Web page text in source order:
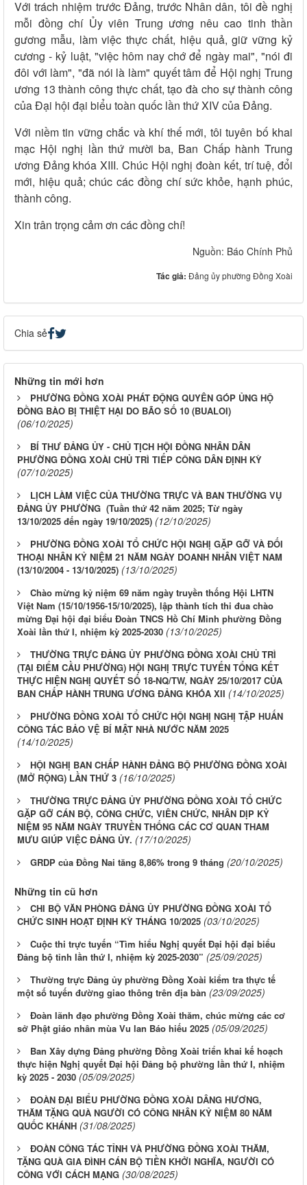
Với trách nhiệm trước Đảng, trước Nhân dân, tôi đề nghị
mỗi đồng chí Ủy viên Trung ương nêu cao tinh thần
gương mẫu, làm việc thực chất, hiệu quả, giữ vững kỷ
cương - kỷ luật, "việc hôm nay chớ để ngày mai", "nói đi
đôi với làm", "đã nói là làm" quyết tâm để Hội nghị Trung
ương 13 thành công thực chất, tạo đà cho sự thành công
của Đại hội đại biểu toàn quốc lần thứ XIV của Đảng.
Với niềm tin vững chắc và khí thế mới, tôi tuyên bố khai
mạc Hội nghị lần thứ mười ba, Ban Chấp hành Trung
ương Đảng khóa XIII. Chúc Hội nghị đoàn kết, trí tuệ, đổi
mới, hiệu quả; chúc các đồng chí sức khỏe, hạnh phúc,
thành công.
Xin trân trọng cảm ơn các đồng chí!
Nguồn: Báo Chính Phủ
Tác giả: Đảng ủy phường Đồng Xoài
Chia sẻ
Những tin mới hơn
PHƯỜNG ĐỒNG XOÀI PHÁT ĐỘNG QUYÊN GÓP ỦNG HỘ
ĐỒNG BÀO BỊ THIỆT HẠI DO BÃO SỐ 10 (BUALOI)
(06/10/2025)
BÍ THƯ ĐẢNG ỦY - CHỦ TỊCH HỘI ĐỒNG NHÂN DÂN
PHƯỜNG ĐỒNG XOÀI CHỦ TRÌ TIẾP CÔNG DÂN ĐỊNH KỲ
(07/10/2025)
LỊCH LÀM VIỆC CỦA THƯỜNG TRỰC VÀ BAN THƯỜNG VỤ
ĐẢNG ỦY PHƯỜNG (Tuần thứ 42 năm 2025; Từ ngày
13/10/2025 đến ngày 19/10/2025) (12/10/2025)
PHƯỜNG ĐỒNG XOÀI TỔ CHỨC HỘI NGHỊ GẶP GỠ VÀ ĐỐI
THOẠI NHÂN KỶ NIỆM 21 NĂM NGÀY DOANH NHÂN VIỆT NAM
(13/10/2004 - 13/10/2025) (13/10/2025)
Chào mừng kỷ niệm 69 năm ngày truyền thống Hội LHTN
Việt Nam (15/10/1956-15/10/2025), lập thành tích thi đua chào
mừng Đại hội đại biểu Đoàn TNCS Hồ Chí Minh phường Đồng
Xoài lần thứ I, nhiệm kỳ 2025-2030 (13/10/2025)
THƯỜNG TRỰC ĐẢNG ỦY PHƯỜNG ĐỒNG XOÀI CHỦ TRÌ
(TẠI ĐIỂM CẦU PHƯỜNG) HỘI NGHỊ TRỰC TUYẾN TỔNG KẾT
THỰC HIỆN NGHỊ QUYẾT SỐ 18-NQ/TW, NGÀY 25/10/2017 CỦA
BAN CHẤP HÀNH TRUNG ƯƠNG ĐẢNG KHÓA XII (14/10/2025)
PHƯỜNG ĐỒNG XOÀI TỔ CHỨC HỘI NGHỊ NGHỊ TẬP HUẤN
CÔNG TÁC BẢO VỆ BÍ MẬT NHÀ NƯỚC NĂM 2025
(14/10/2025)
HỘI NGHỊ BAN CHẤP HÀNH ĐẢNG BỘ PHƯỜNG ĐỒNG XOÀI
(MỞ RỘNG) LẦN THỨ 3 (16/10/2025)
THƯỜNG TRỰC ĐẢNG ỦY PHƯỜNG ĐỒNG XOÀI TỔ CHỨC
GẶP GỠ CÁN BỘ, CÔNG CHỨC, VIÊN CHỨC, NHÂN DỊP KỶ
NIỆM 95 NĂM NGÀY TRUYỀN THỐNG CÁC CƠ QUAN THAM
MƯU GIÚP VIỆC ĐẢNG ỦY. (17/10/2025)
GRDP của Đồng Nai tăng 8,86% trong 9 tháng (20/10/2025)
Những tin cũ hơn
CHI BỘ VĂN PHÒNG ĐẢNG ỦY PHƯỜNG ĐỒNG XOÀI TỔ
CHỨC SINH HOẠT ĐỊNH KỲ THÁNG 10/2025 (03/10/2025)
Cuộc thi trực tuyến “Tìm hiểu Nghị quyết Đại hội đại biểu
Đảng bộ tỉnh lần thứ I, nhiệm kỳ 2025-2030” (25/09/2025)
Thường trực Đảng ủy phường Đồng Xoài kiểm tra thực tế
một số tuyến đường giao thông trên địa bàn (23/09/2025)
Đoàn lãnh đạo phường Đồng Xoài thăm, chúc mừng các cơ
sở Phật giáo nhân mùa Vu lan Báo hiếu 2025 (05/09/2025)
Ban Xây dựng Đảng phường Đồng Xoài triển khai kế hoạch
thực hiện Nghị quyết Đại hội Đảng bộ phường lần thứ I, nhiệm
kỳ 2025 - 2030 (05/09/2025)
ĐOÀN ĐẠI BIỂU PHƯỜNG ĐỒNG XOÀI DÂNG HƯƠNG,
THĂM TẶNG QUÀ NGƯỜI CÓ CÔNG NHÂN KỶ NIỆM 80 NĂM
QUỐC KHÁNH (31/08/2025)
ĐOÀN CÔNG TÁC TỈNH VÀ PHƯỜNG ĐỒNG XOÀI THĂM,
TẶNG QUÀ GIA ĐÌNH CÁN BỘ TIỀN KHỞI NGHĨA, NGƯỜI CÓ
CÔNG VỚI CÁCH MẠNG (30/08/2025)